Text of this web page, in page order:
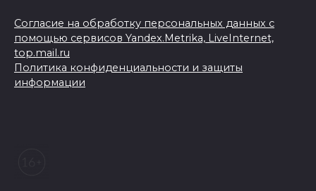
Согласие на обработку персональных данных с
помощью сервисов Yandex.Metrika, LiveInternet,
top.mail.ru
Политика конфиденциальности и защиты
информации